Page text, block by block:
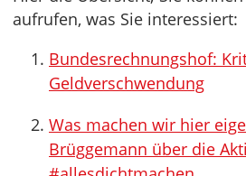
aufrufen, was Sie interessiert:
Bundesrechnungshof:
Geldverschwendung
Was machen wir hier
Brüggemann über die